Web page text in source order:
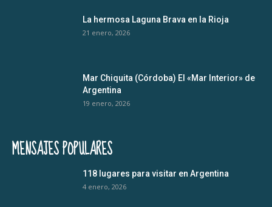
La hermosa Laguna Brava en la Rioja
21 enero, 2026
Mar Chiquita (Córdoba) El «Mar Interior» de
Argentina
19 enero, 2026
MENSAJES POPULARES
118 lugares para visitar en Argentina
4 enero, 2026